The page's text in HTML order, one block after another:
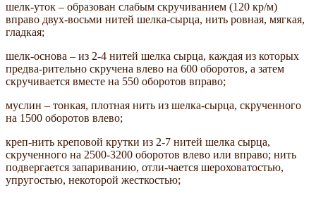
шелк-уток – образован слабым скручиванием (120 кр/м)
вправо двух-восьми нитей шелка-сырца, нить ровная, мягкая,
гладкая;
шелк-основа – из 2-4 нитей шелка сырца, каждая из которых
предва-рительно скручена влево на 600 оборотов, а затем
скручивается вместе на 550 оборотов вправо;
муслин – тонкая, плотная нить из шелка-сырца, скрученного
на 1500 оборотов влево;
креп-нить креповой крутки из 2-7 нитей шелка сырца,
скрученного на 2500-3200 оборотов влево или вправо; нить
подвергается запариванию, отли-чается шероховатостью,
упругостью, некоторой жесткостью;